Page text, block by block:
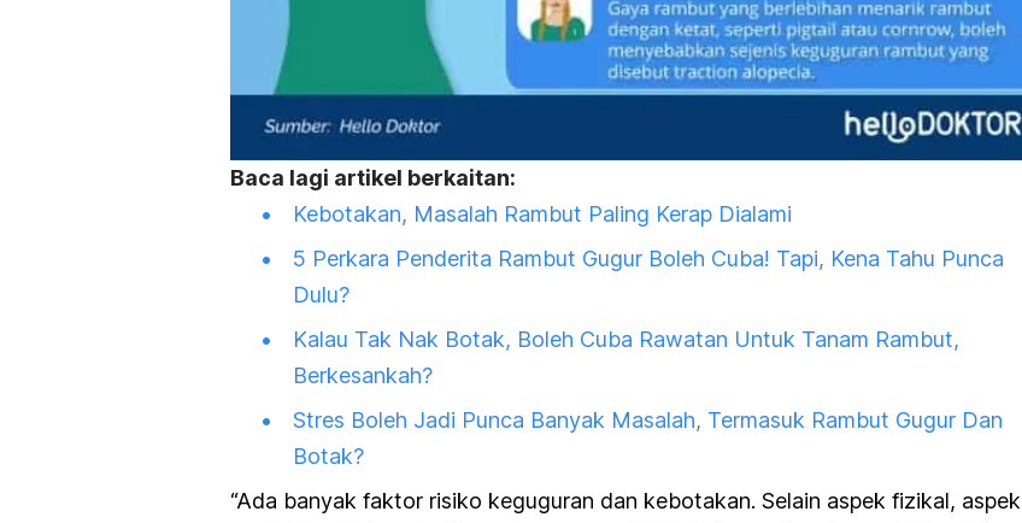
Baca lagi artikel berkaitan:
Kebotakan, Masalah Rambut Paling Kerap Dialami
5 Perkara Penderita Rambut Gugur Boleh Cuba! Tapi, Kena Tahu Punca
Dulu?
Kalau Tak Nak Botak, Boleh Cuba Rawatan Untuk Tanam Rambut,
Berkesankah?
Stres Boleh Jadi Punca Banyak Masalah, Termasuk Rambut Gugur Dan
Botak?
“Ada banyak faktor risiko keguguran dan kebotakan. Selain aspek fizikal, aspek